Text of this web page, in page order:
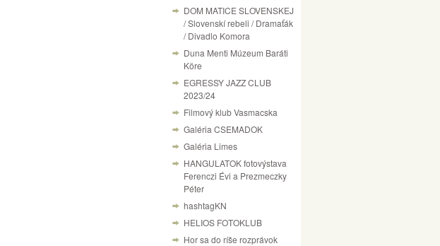
DOM MATICE SLOVENSKEJ
/ Slovenskí rebeli / Dramaťák
/ Divadlo Komora
Duna Menti Múzeum Baráti
Köre
EGRESSY JAZZ CLUB
2023/24
Filmový klub Vasmacska
Galéria CSEMADOK
Galéria Limes
HANGULATOK fotovýstava
Ferenczi Évi a Prezmeczky
Péter
hashtagKN
HELIOS FOTOKLUB
Hor sa do ríše rozprávok